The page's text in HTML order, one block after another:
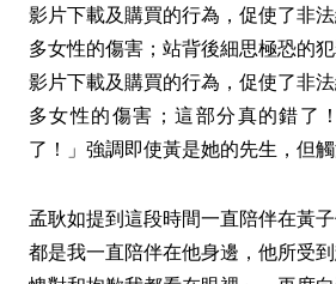
影片下載及購買的行為，促使了非
多女性的傷害；站背後細思極恐的
影片下載及購買的行為，促使了非
多女性的傷害；這部分真的錯了
了！」強調即使黃是她的先生，但觸
孟耿如提到這段時間一直陪伴在黃
都是我一直陪伴在他身邊，他所受到